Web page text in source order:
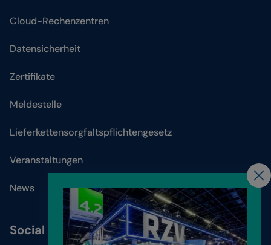
Cloud-Rechenzentren
Datensicherheit
Zertifikate
Meldestelle
Lieferkettensorgfaltspflichtengesetz
Veranstaltungen
News
Social Media